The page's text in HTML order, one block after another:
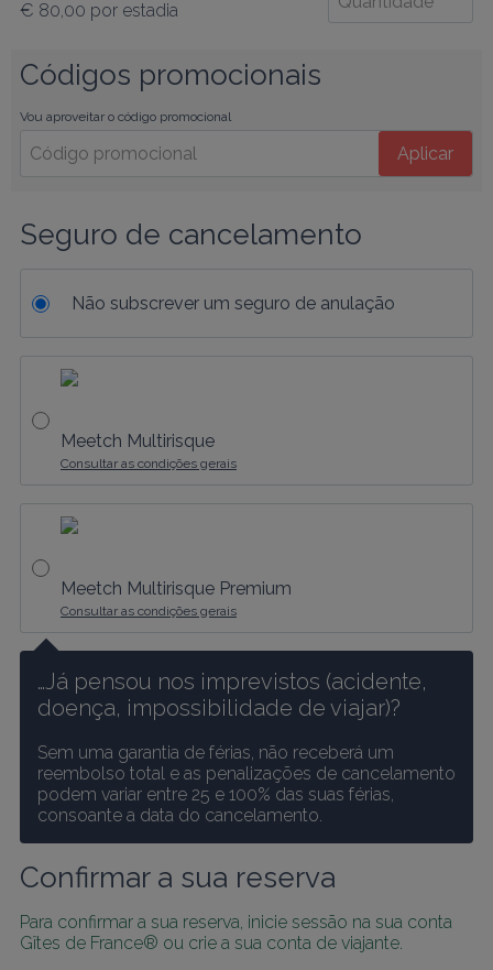
€ 80,00 por estadia
Códigos promocionais
Vou aproveitar o código promocional
Aplicar
Seguro de cancelamento
Não subscrever um seguro de anulação
Meetch Multirisque
Consultar as condições gerais
Meetch Multirisque Premium
Consultar as condições gerais
…Já pensou nos imprevistos (acidente,
doença, impossibilidade de viajar)?
Sem uma garantia de férias, não receberá um
reembolso total e as penalizações de cancelamento
podem variar entre 25 e 100% das suas férias,
consoante a data do cancelamento.
Confirmar a sua reserva
Para confirmar a sua reserva, inicie sessão na sua conta
Gîtes de France® ou crie a sua conta de viajante.